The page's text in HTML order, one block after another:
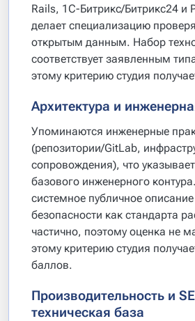
Rails, 1С-Битрикс/Битрикс24 и
делает специализацию
открытым данным. Набор
соответствует заявленным
этому критерию студия
Архитектура и
Упоминаются инженерные
(репозитории/GitLab,
сопровождения), что
базового инженерного
системное публичное
безопасности как стандарта
частично, поэтому оценка не
этому критерию студия
баллов.
Производительность и
техническая база